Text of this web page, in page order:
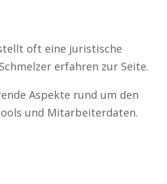
oft eine juristische
erfahren zur Seite.
Aspekte rund um den
und Mitarbeiterdaten.